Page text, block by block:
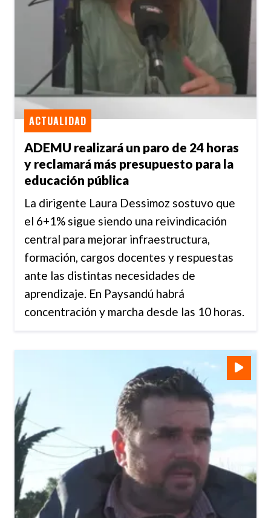
ADEMU realizará un paro de 24 horas
y reclamará más presupuesto para la
educación pública
ACTUALIDAD
La dirigente Laura Dessimoz sostuvo que
el 6+1% sigue siendo una reivindicación
central para mejorar infraestructura,
formación, cargos docentes y respuestas
ante las distintas necesidades de
aprendizaje. En Paysandú habrá
concentración y marcha desde las 10 horas.